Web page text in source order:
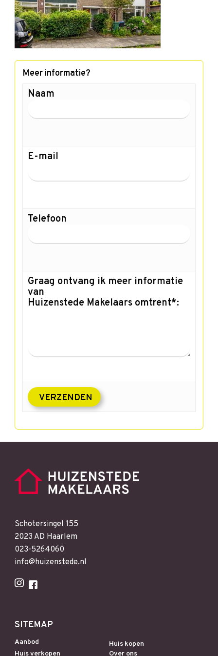
Meer informatie?
Naam
E-mail
Telefoon
Graag ontvang ik meer informatie
van
Huizenstede Makelaars omtrent*:
Schotersingel 155
2023 AD Haarlem
023-5264060
info@huizenstede.nl
SITEMAP
Aanbod
Huis kopen
Huis verkopen
Over ons